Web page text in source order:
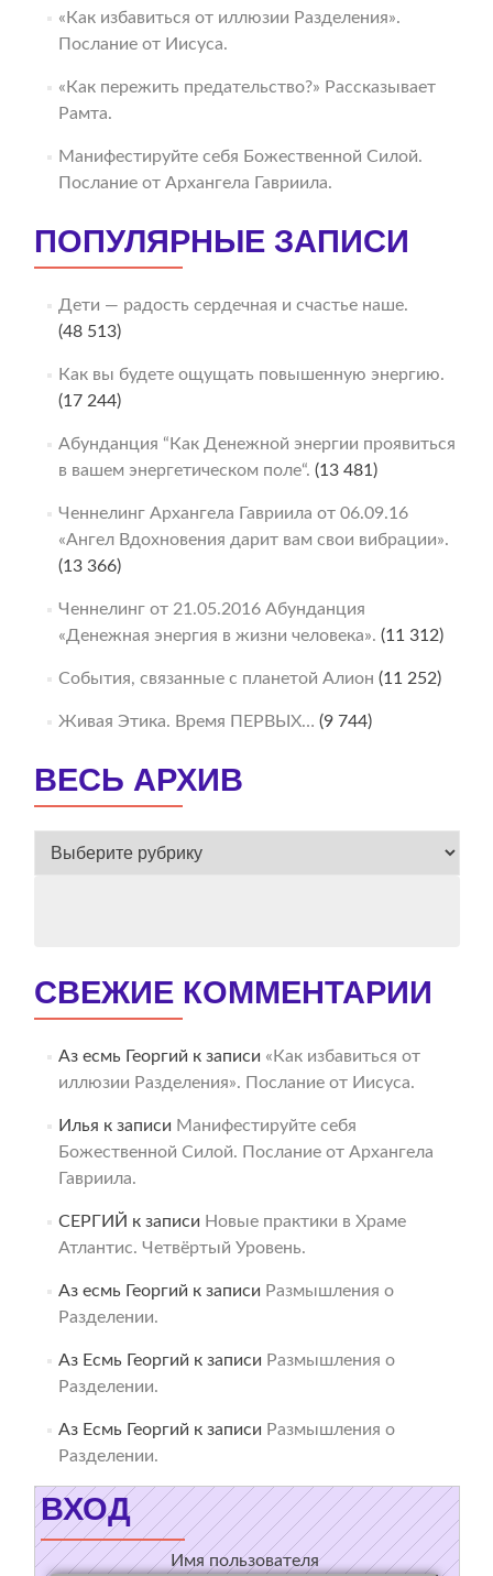
«Как избавиться от иллюзии Разделения».
Послание от Иисуса.
«Как пережить предательство?» Рассказывает
Рамта.
Манифестируйте себя Божественной Силой.
Послание от Архангела Гавриила.
ПОПУЛЯРНЫЕ ЗАПИСИ
Дети — радость сердечная и счастье наше.
(48 513)
Как вы будете ощущать повышенную энергию.
(17 244)
Абунданция “Как Денежной энергии проявиться
в вашем энергетическом поле“. (13 481)
Ченнелинг Архангела Гавриила от 06.09.16
«Ангел Вдохновения дарит вам свои вибрации».
(13 366)
Ченнелинг от 21.05.2016 Абунданция
«Денежная энергия в жизни человека». (11 312)
События, связанные с планетой Алион (11 252)
Живая Этика. Время ПЕРВЫХ… (9 744)
ВЕСЬ АРХИВ
ВЕСЬ
СВЕЖИЕ КОММЕНТАРИИ
Аз есмь Георгий к записи «Как избавиться от
иллюзии Разделения». Послание от Иисуса.
Илья к записи Манифестируйте себя
Божественной Силой. Послание от Архангела
Гавриила.
СЕРГИЙ к записи Новые практики в Храме
Атлантис. Четвёртый Уровень.
Аз есмь Георгий к записи Размышления о
Разделении.
Аз Есмь Георгий к записи Размышления о
Разделении.
Аз Есмь Георгий к записи Размышления о
Разделении.
ВХОД
Имя пользователя